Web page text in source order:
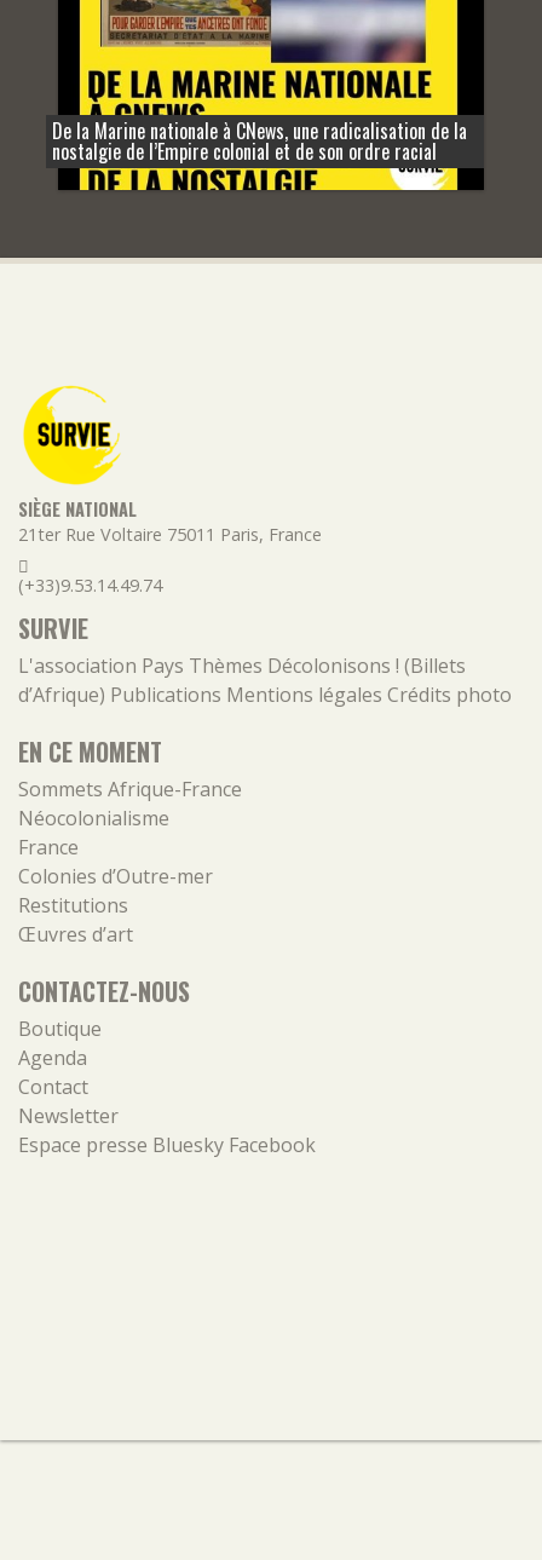
De la Marine nationale à CNews, une radicalisation de la
nostalgie de l’Empire colonial et de son ordre racial
SIÈGE NATIONAL
21ter Rue Voltaire 75011 Paris, France
(+33)9.53.14.49.74
SURVIE
L'association Pays Thèmes Décolonisons ! (Billets
d’Afrique) Publications Mentions légales Crédits photo
EN CE MOMENT
Sommets Afrique-France
Néocolonialisme
France
Colonies d’Outre-mer
Restitutions
Œuvres d’art
CONTACTEZ-NOUS
Boutique
Agenda
Contact
Newsletter
Espace presse Bluesky Facebook